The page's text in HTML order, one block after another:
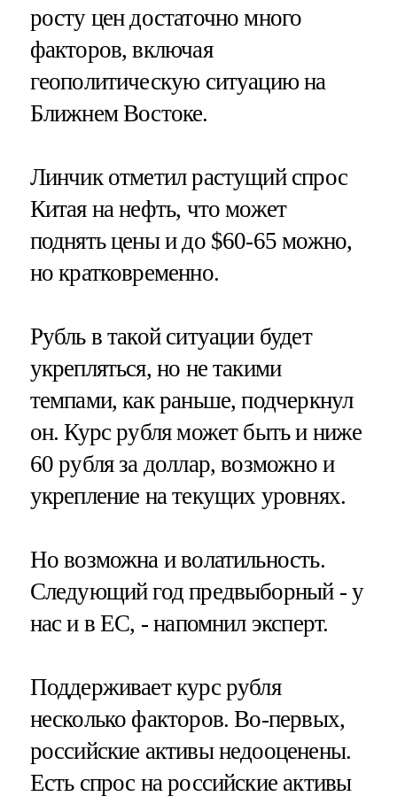
росту цен достаточно много
факторов, включая
геополитическую ситуацию на
Ближнем Востоке.
Линчик отметил растущий спрос
Китая на нефть, что может
поднять цены и до $60-65 можно,
но кратковременно.
Рубль в такой ситуации будет
укрепляться, но не такими
темпами, как раньше, подчеркнул
он. Курс рубля может быть и ниже
60 рубля за доллар, возможно и
укрепление на текущих уровнях.
Но возможна и волатильность.
Следующий год предвыборный - у
нас и в ЕС, - напомнил эксперт.
Поддерживает курс рубля
несколько факторов. Во-первых,
российские активы недооценены.
Есть спрос на российские активы